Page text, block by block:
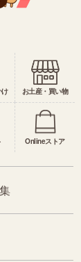
け お土産・買い物
Onlineストア